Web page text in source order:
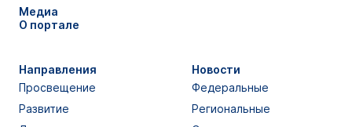
Медиа
О портале
Направления
Просвещение
Развитие
Новости
Федеральные
Региональные